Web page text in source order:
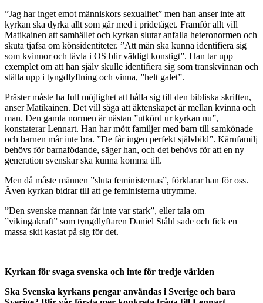
”Jag har inget emot människors sexualitet” men han anser inte att
kyrkan ska dyrka allt som går med i pridetåget. Framför allt vill
Matikainen att samhället och kyrkan slutar anfalla heteronormen och
skuta tjafsa om könsidentiteter. ”Att män ska kunna identifiera sig
som kvinnor och tävla i OS blir väldigt konstigt”. Han tar upp
exemplet om att han själv skulle identifiera sig som transkvinnan och
ställa upp i tyngdlyftning och vinna, ”helt galet”.
Präster måste ha full möjlighet att hålla sig till den bibliska skriften,
anser Matikainen. Det vill säga att äktenskapet är mellan kvinna och
man. Den gamla normen är nästan ”utkörd ur kyrkan nu”,
konstaterar Lennart. Han har mött familjer med barn till samkönade
och barnen mår inte bra. ”De får ingen perfekt självbild”. Kärnfamilj
behövs för barnafödande, säger han, och det behövs för att en ny
generation svenskar ska kunna komma till.
Men då måste männen ”sluta feministernas”, förklarar han för oss.
Även kyrkan bidrar till att ge feministerna utrymme.
”Den svenske mannan får inte var stark”, eller tala om
”vikingakraft” som tyngdlyftaren Daniel Ståhl sade och fick en
massa skit kastat på sig för det.
Kyrkan för svaga svenska och inte för tredje världen
Ska Svenska kyrkans pengar användas i Sverige och bara